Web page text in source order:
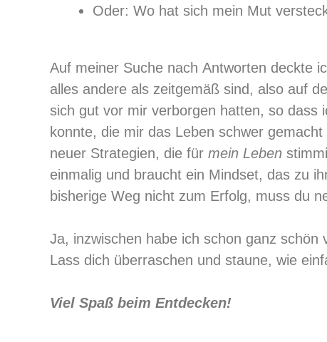
Oder: Wo hat sich mein Mut
Auf meiner Suche nach Antworten deckte
alles andere als zeitgemäß sind, also auf
sich gut vor mir verborgen hatten, so dass
konnte, die mir das Leben schwer
neuer Strategien, die für mein Leben
einmalig und braucht ein Mindset, das zu
bisherige Weg nicht zum Erfolg, muss du
Ja, inzwischen habe ich schon ganz
Lass dich überraschen und staune, wie
Viel Spaß beim Entdecken!